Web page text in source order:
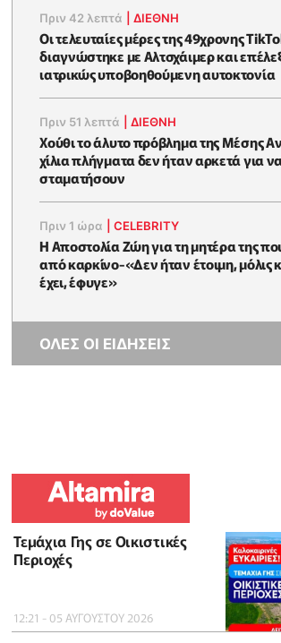
Πριν 42 λεπτά |ΔΙΕΘΝΗ
Οι τελευταίες μέρες της 49χρονης
διαγνώστηκε με Αλτσχάιμερ και
ιατρικώς υποβοηθούμενη αυτοκτονία
Πριν 51 λεπτά |ΔΙΕΘΝΗ
Χούθι το άλυτο πρόβλημα της Μέσης
χίλια πλήγματα δεν ήταν αρκετά για
σταματήσουν
Πριν 1 ώρα |CELEBRITY
Η Αποστολία Ζώη για τη μητέρα της
από καρκίνο-«Δεν ήταν έτοιμη, μόλις
έχει, έφυγε»
ΟΛΕΣ ΟΙ ΕΙΔΗΣΕΙΣ
Τεμάχια Γης σε Οικιστικές
Περιοχές
12:21 - 05 ΑΥΓΟΥΣΤΟΥ 2026